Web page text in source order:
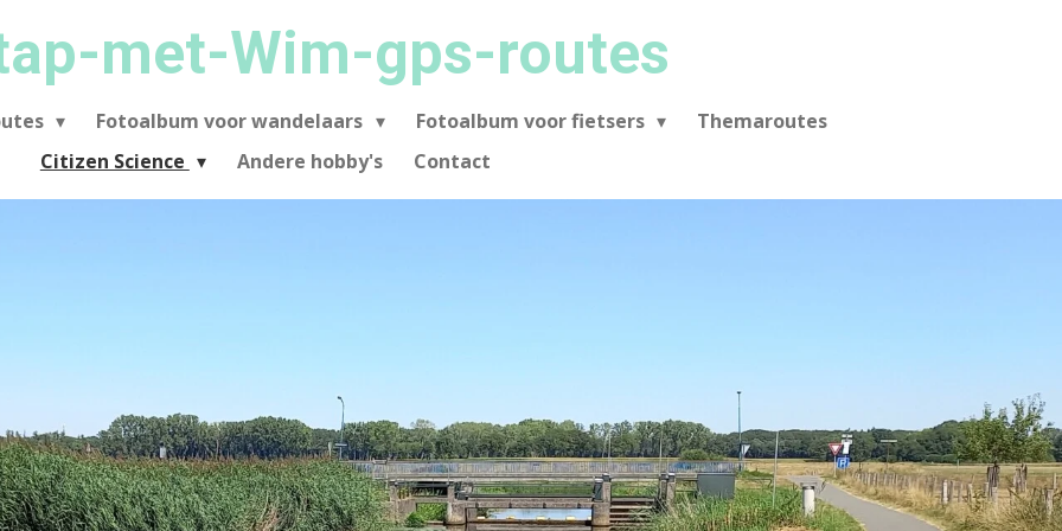
met-Wim-gps-routes
Fotoalbum voor wandelaars Fotoalbum voor fietsers
Themaroutes
Citizen Science
Andere hobby's Contact